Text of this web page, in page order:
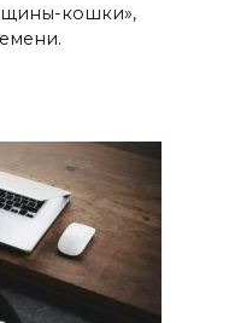
кошки»,